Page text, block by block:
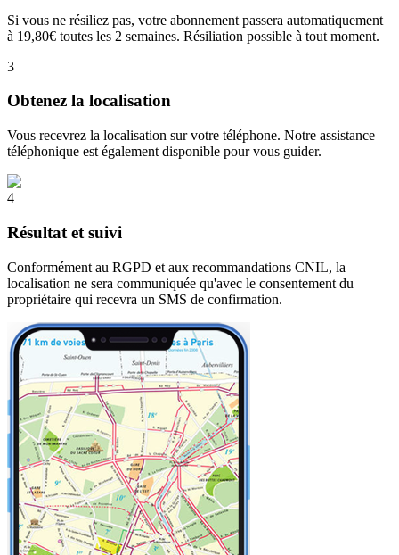
Si vous ne résiliez pas, votre abonnement passera automatiquement
à 19,80€ toutes les 2 semaines. Résiliation possible à tout moment.
3
Obtenez la localisation
Vous recevrez la localisation sur votre téléphone. Notre assistance
téléphonique est également disponible pour vous guider.
4
Résultat et suivi
Conformément au RGPD et aux recommandations CNIL, la
localisation ne sera communiquée qu'avec le consentement du
propriétaire qui recevra un SMS de confirmation.